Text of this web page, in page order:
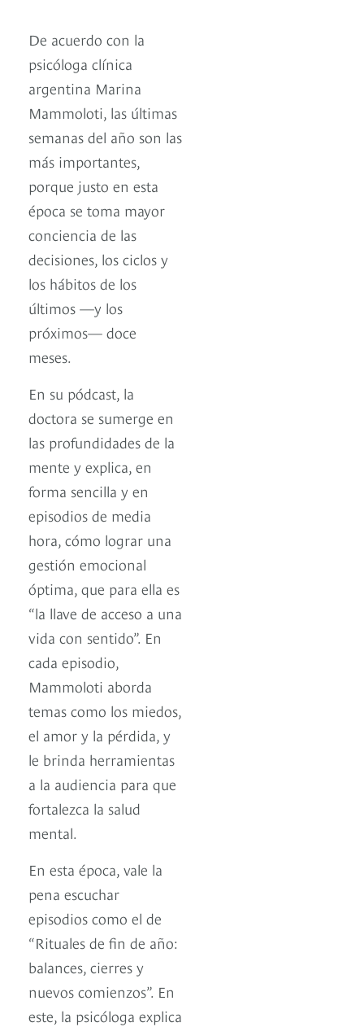
De acuerdo con la
psicóloga clínica
argentina Marina
Mammoloti, las últimas
semanas del año son las
más importantes,
porque justo en esta
época se toma mayor
conciencia de las
decisiones, los ciclos y
los hábitos de los
últimos —y los
próximos— doce
meses.
En su pódcast, la
doctora se sumerge en
las profundidades de la
mente y explica, en
forma sencilla y en
episodios de media
hora, cómo lograr una
gestión emocional
óptima, que para ella es
“la llave de acceso a una
vida con sentido”. En
cada episodio,
Mammoloti aborda
temas como los miedos,
el amor y la pérdida, y
le brinda herramientas
a la audiencia para que
fortalezca la salud
mental.
En esta época, vale la
pena escuchar
episodios como el de
“Rituales de fin de año:
balances, cierres y
nuevos comienzos”. En
este, la psicóloga explica